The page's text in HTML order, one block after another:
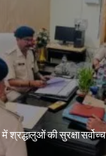
श्रद्धालुओं की सुरक्षा